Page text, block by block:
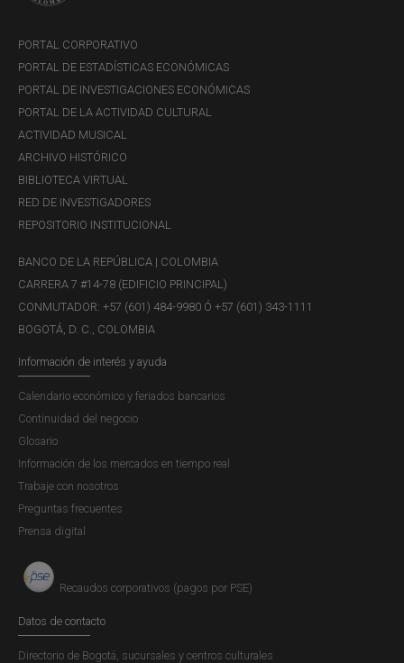
PORTAL CORPORATIVO
PORTAL DE ESTADÍSTICAS ECONÓMICAS
PORTAL DE INVESTIGACIONES ECONÓMICAS
PORTAL DE LA ACTIVIDAD CULTURAL
ACTIVIDAD MUSICAL
ARCHIVO HISTÓRICO
BIBLIOTECA VIRTUAL
RED DE INVESTIGADORES
REPOSITORIO INSTITUCIONAL
BANCO DE LA REPÚBLICA | COLOMBIA
CARRERA 7 #14-78 (EDIFICIO PRINCIPAL)
CONMUTADOR: +57 (601) 484-9980 Ó +57 (601) 343-1111
BOGOTÁ, D. C., COLOMBIA
Información de interés y ayuda
Calendario económico y feriados bancarios
Continuidad del negocio
Glosario
Información de los mercados en tiempo real
Trabaje con nosotros
Preguntas frecuentes
Prensa digital
Recaudos corporativos (pagos por PSE)
Datos de contacto
Directorio de Bogotá, sucursales y centros culturales